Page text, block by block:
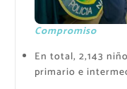
Compromiso
En total, 2,143
primario e